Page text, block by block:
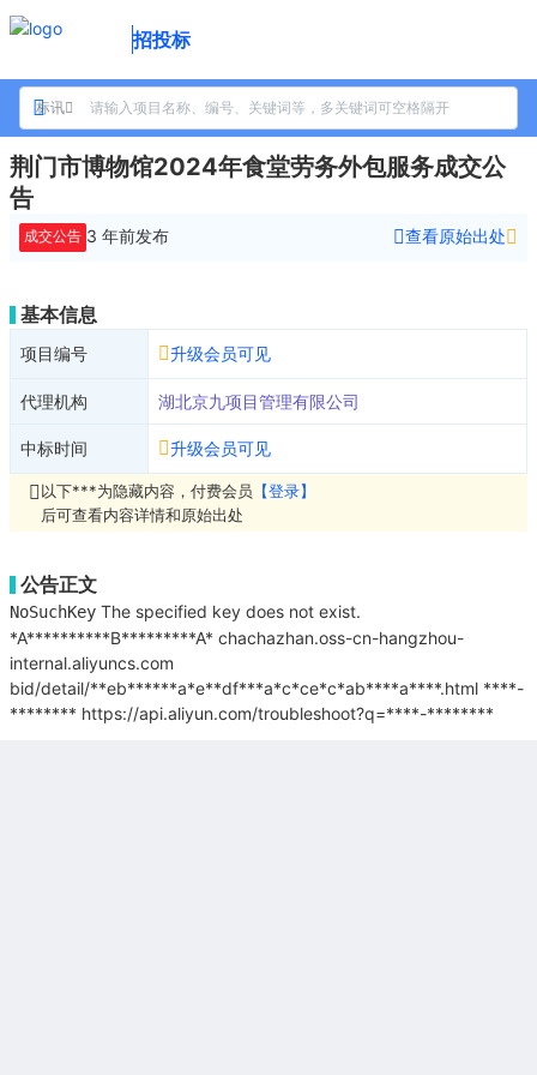
招投标
标讯
荆门市博物馆2024年食堂劳务外包服务成交公
告
成交公告 3 年前发布 查看原始出处
基本信息
项目编号 升级会员可见
代理机构 湖北京九项目管理有限公司
中标时间 升级会员可见
以下***为隐藏内容，付费会员 【登录】
后可查看内容详情和原始出处
公告正文
NoSuchKey The specified key does not exist.
*A**********B*********A* chachazhan.oss-cn-hangzhou-
internal.aliyuncs.com
bid/detail/**eb******a*e**df***a*c*ce*c*ab****a****.html ****-
******** https://api.aliyun.com/troubleshoot?q=****-********